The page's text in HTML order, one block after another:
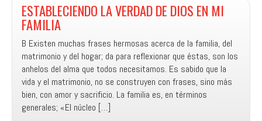
r
ESTABLECIENDO LA VERDAD DE DIOS EN MI
FAMILIA
B Existen muchas frases hermosas acerca de la familia, del
matrimonio y del hogar; da para reflexionar que éstas, son los
anhelos del alma que todos necesitamos. Es sabido que la
vida y el matrimonio, no se construyen con frases, sino más
bien, con amor y sacrificio. La familia es, en términos
generales; «El núcleo […]